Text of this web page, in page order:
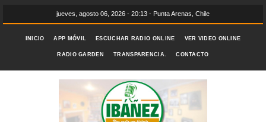
jueves, agosto 06, 2026 - 20:13 - Punta Arenas, Chile
INICIO APP MÓVIL ESCUCHAR RADIO ONLINE VER VIDEO ONLINE
RADIO GARDEN TRANSPARENCIA. CONTACTO